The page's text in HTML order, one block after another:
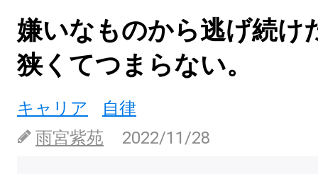
嫌いなものから逃げ続け
狭くてつまらない。
キャリア
自律
雨宮紫苑
2022/11/28